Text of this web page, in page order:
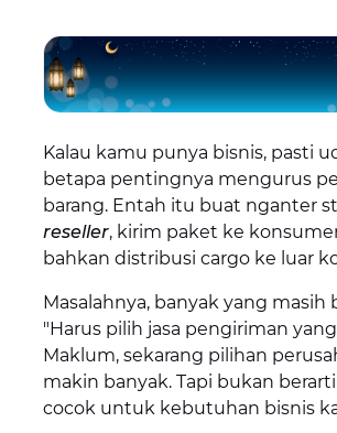
Kalau kamu punya bisnis, pasti
betapa pentingnya mengurus
barang. Entah itu buat nganter
reseller, kirim paket ke
bahkan distribusi cargo ke luar
Masalahnya, banyak yang masih
"Harus pilih jasa pengiriman
Maklum, sekarang pilihan
makin banyak. Tapi bukan
cocok untuk kebutuhan bisnis